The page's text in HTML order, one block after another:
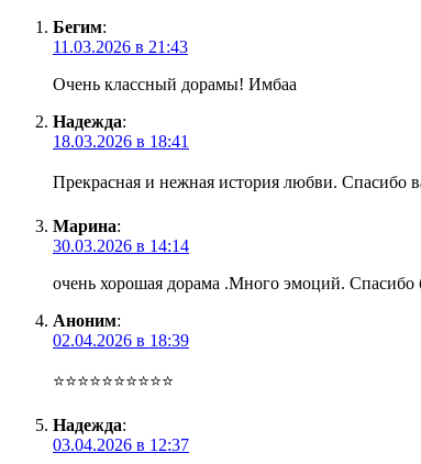
Бегим:
11.03.2026 в 21:43
Очень классный дорамы! Имбаа
Надежда:
18.03.2026 в 18:41
Прекрасная и нежная история любви.
Марина:
30.03.2026 в 14:14
очень хорошая дорама .Много эмоций. Спасибо
Аноним:
02.04.2026 в 18:39
⭐⭐⭐⭐⭐⭐⭐⭐⭐⭐
Надежда:
03.04.2026 в 12:37